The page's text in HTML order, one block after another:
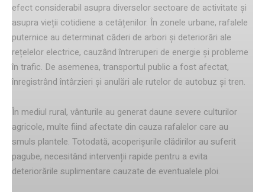
efect considerabil asupra diverselor sectoare de activitate și
asupra vieții cotidiene a cetățenilor. În zonele urbane, rafalele
puternice au determinat căderi de arbori și deteriorări ale
rețelelor electrice, cauzând întreruperi de energie și probleme
în trafic. De asemenea, transportul public a fost afectat,
înregistrând întârzieri și anulări ale rutelor de autobuz și tren.
În mediul rural, vânturile au generat daune severe culturilor
agricole, multe fiind afectate din cauza rafalelor care au
smuls plantele. Totodată, acoperișurile clădirilor au suferit
pagube, necesitând intervenții rapide pentru a evita
deteriorările suplimentare cauzate de eventualele ploi.